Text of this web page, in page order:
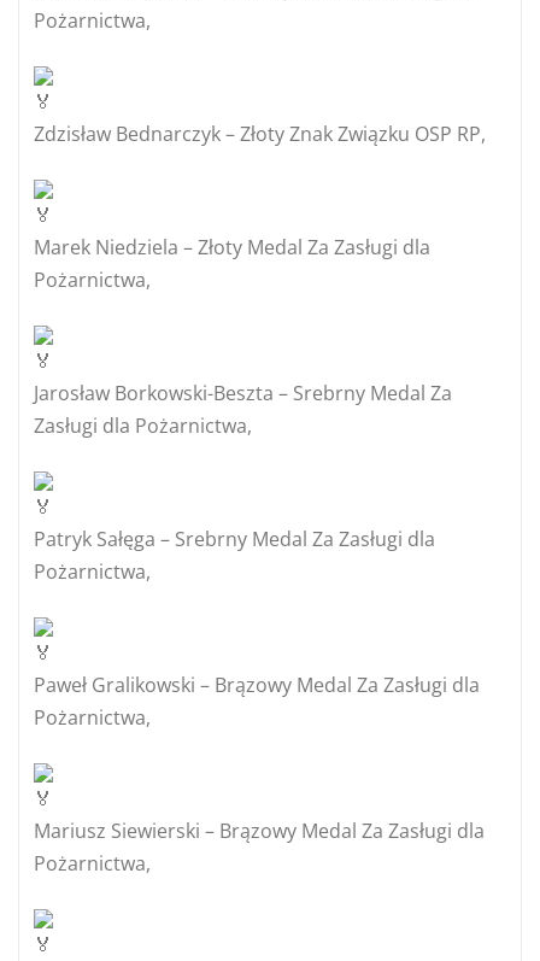
Pożarnictwa,
Zdzisław Bednarczyk – Złoty Znak Związku OSP RP,
Marek Niedziela – Złoty Medal Za Zasługi dla
Pożarnictwa,
Jarosław Borkowski-Beszta – Srebrny Medal Za
Zasługi dla Pożarnictwa,
Patryk Sałęga – Srebrny Medal Za Zasługi dla
Pożarnictwa,
Paweł Gralikowski – Brązowy Medal Za Zasługi dla
Pożarnictwa,
Mariusz Siewierski – Brązowy Medal Za Zasługi dla
Pożarnictwa,